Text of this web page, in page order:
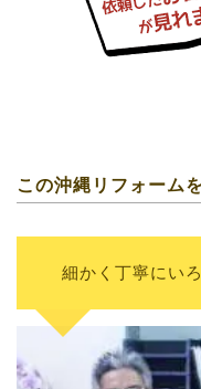
この沖縄リフォーム
細かく丁寧にい